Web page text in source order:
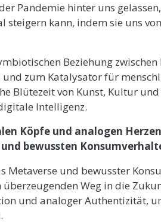
Pandemie hinter uns
steigern kann, indem sie uns
Beziehung
zum Katalysator für
Blütezeit von Kunst, Kultur
Intelligenz.
Köpfe und analogen
bewussten
Metaverse und bewusster
Weg in die
und analoger Authentizität,